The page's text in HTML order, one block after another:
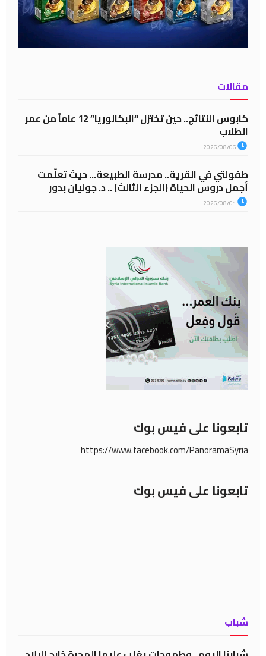
مقالات
كابوس النتائج.. حين تختزل “البكالوريا” 12 عاماً من عمر
الطلاب
طفولتي في القرية.. مدرسة الطبيعة… حيث تعلّمت
أجمل دروس الحياة (الجزء الثالث) .. د. جوليان بدور
تابعونا على فيس بوك
https://www.facebook.com/PanoramaSyria
تابعونا على فيس بوك
شباب